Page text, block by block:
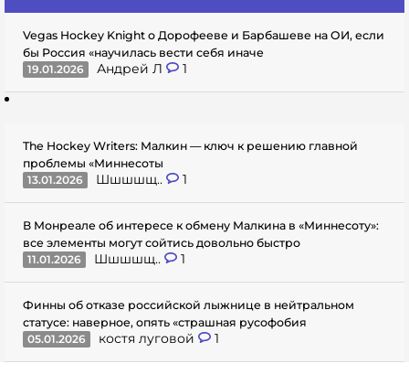
Vegas Hockey Knight о Дорофееве и Барбашеве на ОИ, если
бы Россия «научилась вести себя иначе
19.01.2026
Андрей Л 1
The Hockey Writers: Малкин — ключ к решению главной
проблемы «Миннесоты
13.01.2026
Шшшшщ.. 1
В Монреале об интересе к обмену Малкина в «Миннесоту»:
все элементы могут сойтись довольно быстро
11.01.2026
Шшшшщ.. 1
Финны об отказе российской лыжнице в нейтральном
статусе: наверное, опять «страшная русофобия
05.01.2026
костя луговой 1